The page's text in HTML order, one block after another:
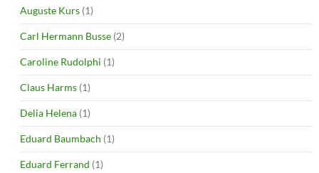
Auguste Kurs (1)
Carl Hermann Busse (2)
Caroline Rudolphi (1)
Claus Harms (1)
Delia Helena (1)
Eduard Baumbach (1)
Eduard Ferrand (1)